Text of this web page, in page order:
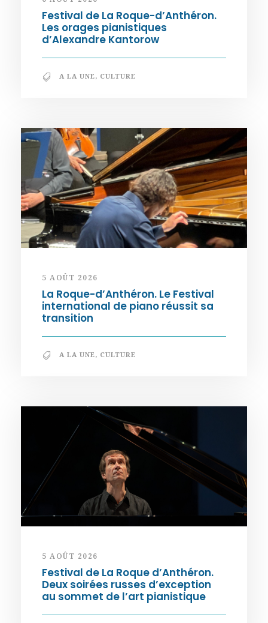
Festival de La Roque-d’Anthéron.
Les orages pianistiques
d’Alexandre Kantorow
A LA UNE, CULTURE
5 AOÛT 2026
La Roque-d’Anthéron. Le Festival
international de piano réussit sa
transition
A LA UNE, CULTURE
5 AOÛT 2026
Festival de La Roque d’Anthéron.
Deux soirées russes d’exception
au sommet de l’art pianistique